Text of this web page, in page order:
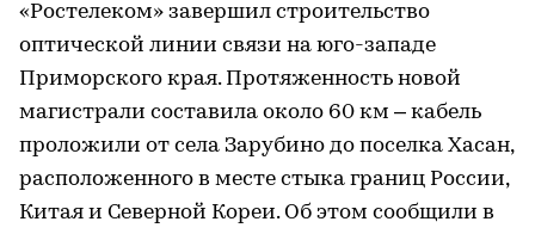
«Ростелеком» завершил строительство
оптической линии связи на юго-западе
Приморского края. Протяженность новой
магистрали составила около 60 км – кабель
проложили от села Зарубино до поселка Хасан,
расположенного в месте стыка границ России,
Китая и Северной Кореи. Об этом сообщили в